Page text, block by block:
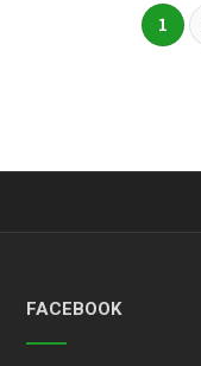
1
FACEBOOK